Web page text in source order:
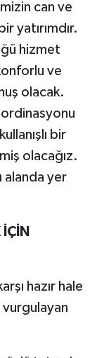
can ve
yatırımdır.
hizmet
ve
olacak.
bir
olacağız.
alanda yer
hazır hale
vurgulayan